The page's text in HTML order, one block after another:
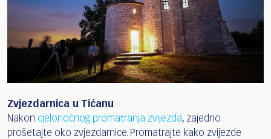
Zvjezdarnica u Tićanu
Nakon cjelonoćnog promatranja zvijezda, zajedno
prošetajte oko zvjezdarnice. Promatrajte kako zvijezde